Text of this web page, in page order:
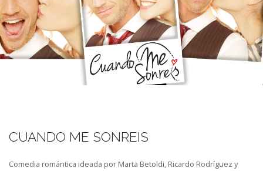
CUANDO ME SONREIS
Comedia romántica ideada por Marta Betoldi, Ricardo Rodrí­guez y